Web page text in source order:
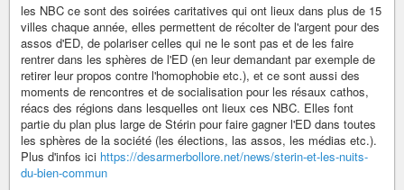
les NBC ce sont des soirées caritatives qui ont lieux dans plus de 15
villes chaque année, elles permettent de récolter de l'argent pour des
assos d'ED, de polariser celles qui ne le sont pas et de les faire
rentrer dans les sphères de l'ED (en leur demandant par exemple de
retirer leur propos contre l'homophobie etc.), et ce sont aussi des
moments de rencontres et de socialisation pour les résaux cathos,
réacs des régions dans lesquelles ont lieux ces NBC. Elles font
partie du plan plus large de Stérin pour faire gagner l'ED dans toutes
les sphères de la société (les élections, las assos, les médias etc.).
Plus d'infos ici https://desarmerbollore.net/news/sterin-et-les-nuits-
du-bien-commun